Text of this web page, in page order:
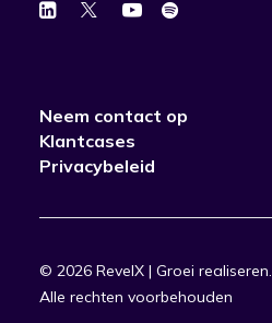
Neem contact op
Klantcases
Privacybeleid
© 2026 RevelX | Groei realiseren.
Alle rechten voorbehouden